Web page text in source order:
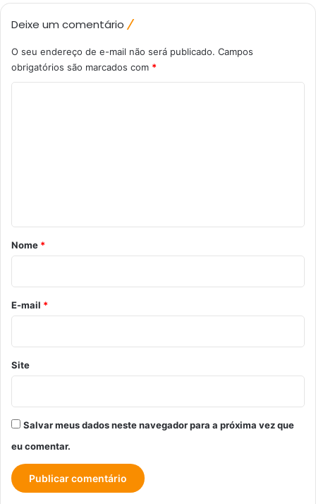
Deixe um comentário
O seu endereço de e-mail não será publicado. Campos
obrigatórios são marcados com *
r
o
*
Nome *
E-mail *
Site
Salvar meus dados neste navegador para a próxima vez que
eu comentar.